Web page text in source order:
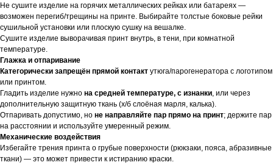
Не сушите изделие на горячих металлических рейках или батареях —
возможен перегиб/трещины на принте. Выбирайте толстые боковые рейки
сушильной установки или плоскую сушку на вешалке.
Сушите изделие выворачивая принт внутрь, в тени, при комнатной
температуре.
Глажка и отпаривание
Категорически запрещён прямой контакт утюга/парогенератора с логотипом
или принтом.
Гладить изделие нужно на средней температуре, с изнанки, или через
дополнительную защитную ткань (х/б слоёная марля, калька).
Отпаривать допустимо, но не направляйте пар прямо на принт; держите пар
на расстоянии и используйте умеренный режим.
Механические воздействия
Избегайте трения принта о грубые поверхности (рюкзаки, пояса, абразивные
ткани) — это может привести к истиранию краски.